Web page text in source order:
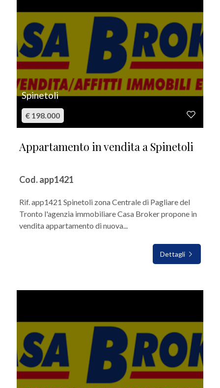
Spinetoli
€ 198.000
Appartamento in vendita a Spinetoli
Cod. app1421
Rif. app1421 Spinetoli zona Centrale di Pagliare del
Tronto l'agenzia immobiliare Casa Broker propone in
vendita appartamento di nuova...
Dettagli